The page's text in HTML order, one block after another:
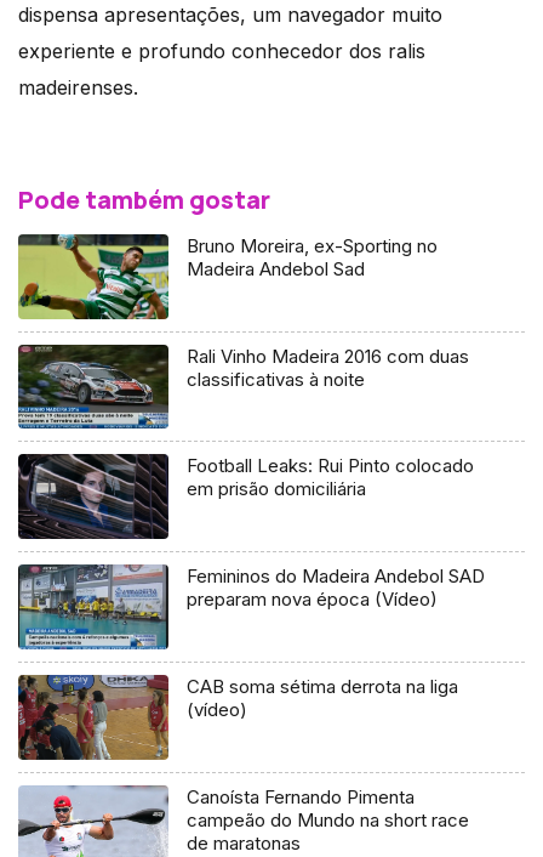
dispensa apresentações, um navegador muito
experiente e profundo conhecedor dos ralis
madeirenses.
Pode também gostar
Bruno Moreira, ex-Sporting no
Madeira Andebol Sad
Rali Vinho Madeira 2016 com duas
classificativas à noite
Football Leaks: Rui Pinto colocado
em prisão domiciliária
Femininos do Madeira Andebol SAD
preparam nova época (Vídeo)
CAB soma sétima derrota na liga
(vídeo)
Canoísta Fernando Pimenta
campeão do Mundo na short race
de maratonas